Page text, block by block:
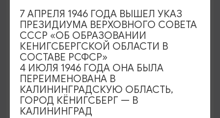
Семейный клуб выходного дня в
Морском выставочном центре
19.07.2026 - 30.08.2026, СБ 12:00, 13:00
Светлогорск, Морской выставочный центр г.
Светлогорск
7 АПРЕЛЯ 1946 ГОДА ВЫШЕЛ УКАЗ
ПРЕЗИДИУМА ВЕРХОВНОГО СОВЕТА
СССР «ОБ ОБРАЗОВАНИИ
КЕНИГСБЕРГСКОЙ ОБЛАСТИ В
СОСТАВЕ РСФСР»
4 ИЮЛЯ 1946 ГОДА ОНА БЫЛА
ПЕРЕИМЕНОВАНА В
КАЛИНИНГРАДСКУЮ ОБЛАСТЬ,
ГОРОД КЁНИГСБЕРГ — В
КАЛИНИНГРАД